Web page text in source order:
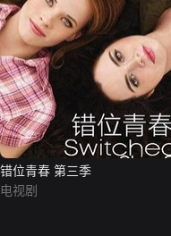
错位青春 第三季
电视剧